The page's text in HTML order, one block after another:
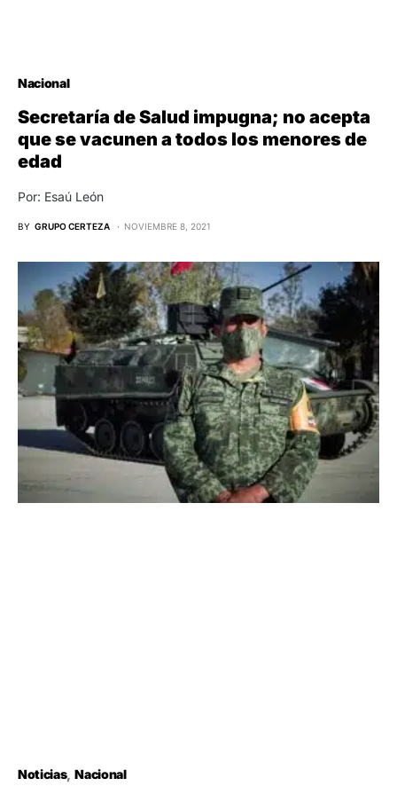
Nacional
Secretaría de Salud impugna; no acepta
que se vacunen a todos los menores de
edad
Por: Esaú León
BY GRUPO CERTEZA NOVIEMBRE 8, 2021
Noticias Nacional